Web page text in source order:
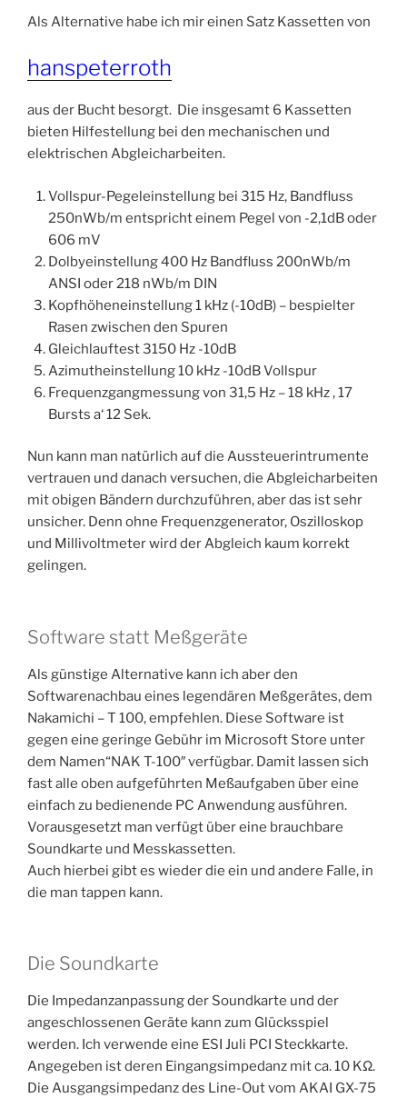
Als Alternative habe ich mir einen Satz Kassetten von
hanspeterroth
aus der Bucht besorgt. Die insgesamt 6 Kassetten
bieten Hilfestellung bei den mechanischen und
elektrischen Abgleicharbeiten.
Vollspur-Pegeleinstellung bei 315 Hz, Bandfluss
250nWb/m entspricht einem Pegel von -2,1dB oder
606 mV
Dolbyeinstellung 400 Hz Bandfluss 200nWb/m
ANSI oder 218 nWb/m DIN
Kopfhöheneinstellung 1 kHz (-10dB) – bespielter
Rasen zwischen den Spuren
Gleichlauftest 3150 Hz -10dB
Azimutheinstellung 10 kHz -10dB Vollspur
Frequenzgangmessung von 31,5 Hz – 18 kHz , 17
Bursts a‘ 12 Sek.
Nun kann man natürlich auf die Aussteuerintrumente
vertrauen und danach versuchen, die Abgleicharbeiten
mit obigen Bändern durchzuführen, aber das ist sehr
unsicher. Denn ohne Frequenzgenerator, Oszilloskop
und Millivoltmeter wird der Abgleich kaum korrekt
gelingen.
Software statt Meßgeräte
Als günstige Alternative kann ich aber den
Softwarenachbau eines legendären Meßgerätes, dem
Nakamichi – T 100, empfehlen. Diese Software ist
gegen eine geringe Gebühr im Microsoft Store unter
dem Namen“NAK T-100″ verfügbar. Damit lassen sich
fast alle oben aufgeführten Meßaufgaben über eine
einfach zu bedienende PC Anwendung ausführen.
Vorausgesetzt man verfügt über eine brauchbare
Soundkarte und Messkassetten.
Auch hierbei gibt es wieder die ein und andere Falle, in
die man tappen kann.
Die Soundkarte
Die Impedanzanpassung der Soundkarte und der
angeschlossenen Geräte kann zum Glücksspiel
werden. Ich verwende eine ESI Juli PCI Steckkarte.
Angegeben ist deren Eingangsimpedanz mit ca. 10 KΩ.
Die Ausgangsimpedanz des Line-Out vom AKAI GX-75